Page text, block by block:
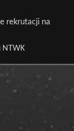
rekrutacji na